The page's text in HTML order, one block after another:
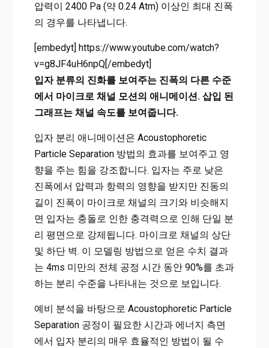
압력이 2400 Pa (약 0.24 Atm) 이상인 최대 진폭
의 경우를 나타냅니다.
[embedyt] https://www.youtube.com/watch?
v=g8JF4uH6npQ[/embedyt]
입자 분류의 진화를 보여주는 진폭의 다른 수준
에서 마이크로 채널 모션의 애니메이션. 삽입 된
그래프는 채널 속도를 보여줍니다.
입자 분리 애니메이션은 Acoustophoretic
Particle Separation 방법의 효과를 보여주고 영
향을 주는 힘을 강조합니다. 입자는 주로 낮은
진폭에서 압력과 항력의 영향을 받지만 진동의
길이 진폭이 마이크로 채널의 크기와 비슷해지
면 입자는 충돌로 인한 충격력으로 인해 단일 분
리 평면으로 강제됩니다. 마이크로 채널의 상단
및 하단 벽. 이 모델링 방법으로 얻은 수치 결과
는 4ms 미만의 전체 공정 시간 동안 90%를 초과
하는 분리 수준을 나타내는 것으로 보입니다.
예비 분석을 바탕으로 Acoustophoretic Particle
Separation 공정이 필요한 시간과 에너지 측면
에서 입자 분리의 매우 효율적인 방법이 될 수